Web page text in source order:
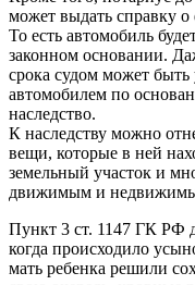
может выдать справку о
То есть автомобиль
законном основании.
срока судом может быть
автомобилем по
наследство.
К наследству можно
вещи, которые в ней
земельный участок и
движимым и
Пункт 3 ст. 1147 ГК РФ
когда происходило
мать ребенка решили